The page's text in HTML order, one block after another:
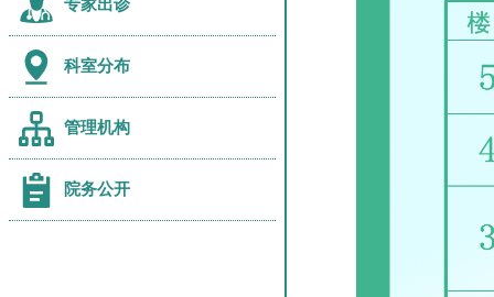
专家出诊
科室分布
管理机构
院务公开